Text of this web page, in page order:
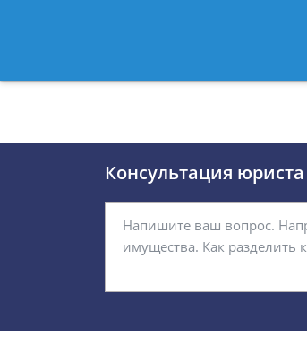
Консультация